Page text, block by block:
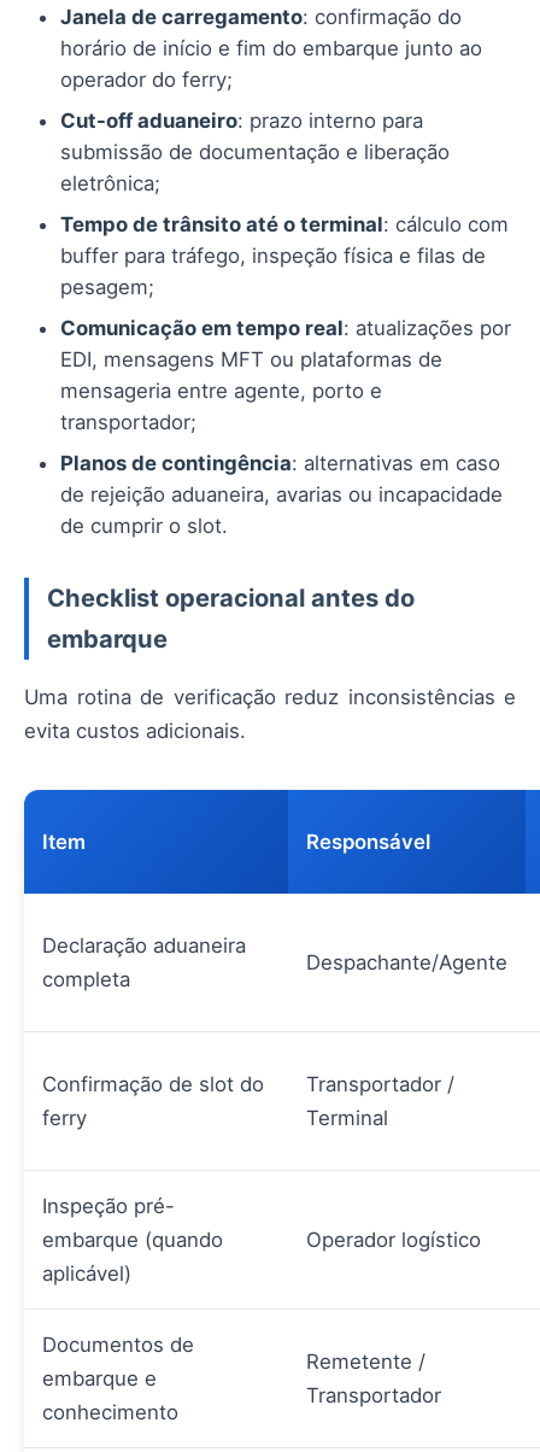
Janela de carregamento: confirmação do
horário de início e fim do embarque junto ao
operador do ferry;
Cut-off aduaneiro: prazo interno para
submissão de documentação e liberação
eletrônica;
Tempo de trânsito até o terminal: cálculo com
buffer para tráfego, inspeção física e filas de
pesagem;
Comunicação em tempo real: atualizações por
EDI, mensagens MFT ou plataformas de
mensageria entre agente, porto e
transportador;
Planos de contingência: alternativas em caso
de rejeição aduaneira, avarias ou incapacidade
de cumprir o slot.
Checklist operacional antes do
embarque
Uma rotina de verificação reduz inconsistências e
evita custos adicionais.
Item Responsável
Declaração aduaneira
completa
Despachante/Agente
Confirmação de slot do
ferry
Transportador /
Terminal
Inspeção pré-
embarque (quando
aplicável)
Operador logístico
Documentos de
embarque e
conhecimento
Remetente /
Transportador